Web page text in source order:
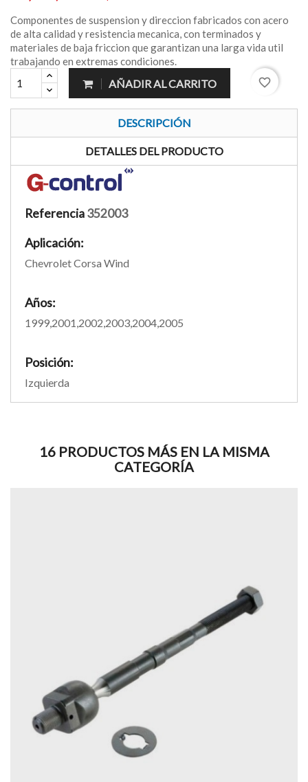
Componentes de suspension y direccion fabricados con acero
de alta calidad y resistencia mecanica, con terminados y
materiales de baja friccion que garantizan una larga vida util
trabajando en extremas condiciones.
AÑADIR AL CARRITO favorite_border
DESCRIPCIÓN
DETALLES DEL PRODUCTO
Referencia352003
Aplicación:
Chevrolet Corsa Wind
Años:
1999,2001,2002,2003,2004,2005
Posición:
Izquierda
16 PRODUCTOS MÁS EN LA MISMA
CATEGORÍA